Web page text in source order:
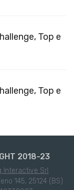
Top e
Top e
2018-23
Interactive Srl
145, 25124 (BS)